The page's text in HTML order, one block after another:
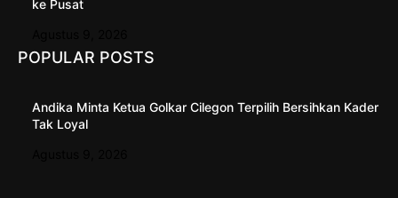
ke Pusat
POPULAR POSTS
Andika Minta Ketua Golkar Cilegon Terpilih Bersihkan Kader
Tak Loyal